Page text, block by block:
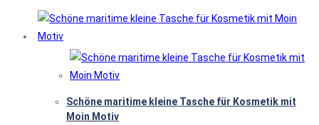
Schöne maritime kleine Tasche für Kosmetik mit
Moin Motiv